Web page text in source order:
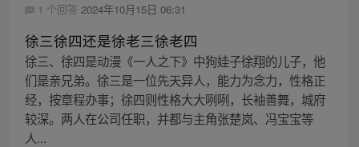
1 个回答 2024年10月15日 06:31
徐三徐四还是徐老三徐老四
徐三、徐四是动漫《一人之下》中狗娃子徐翔的儿子，他
们是亲兄弟。徐三是一位先天异人，能力为念力，性格正
经，按章程办事；徐四则性格大大咧咧，长袖善舞，城府
较深。两人在公司任职，并都与主角张楚岚、冯宝宝等
人...